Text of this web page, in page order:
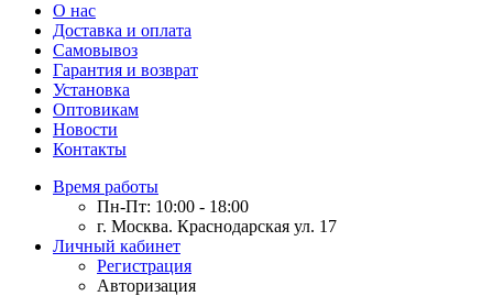
О нас
Доставка и оплата
Самовывоз
Гарантия и возврат
Установка
Оптовикам
Новости
Контакты
Время работы
Пн-Пт: 10:00 - 18:00
г. Москва. Краснодарская ул. 17
Личный кабинет
Регистрация
Авторизация